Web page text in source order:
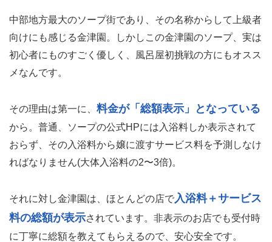
中部地方最大のソープ街であり、その名称からして上級者
向けにも感じる金津園。しかしこの金津園のソープ、実は
初心者にものすごく優しく、風呂屋初挑戦の方にもオスス
メなんです。
その理由は第一に、 料金が「総額表示」となっている
から。普通、ソープの公式HPには入浴料しか表示されて
おらず、その入浴料から嬢に渡すサービス料を予測しなけ
ればなりません(大体入浴料の2〜3倍)。
それに対し金津園は、ほとんどの店で入浴料＋サービス
料の総額が表示されています。非表示のお店でも受付時
に丁寧に総額を教えてもらえるので、安心安全です。